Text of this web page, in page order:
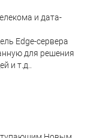
и дата-
Edge-сервера
для решения
и т.д..